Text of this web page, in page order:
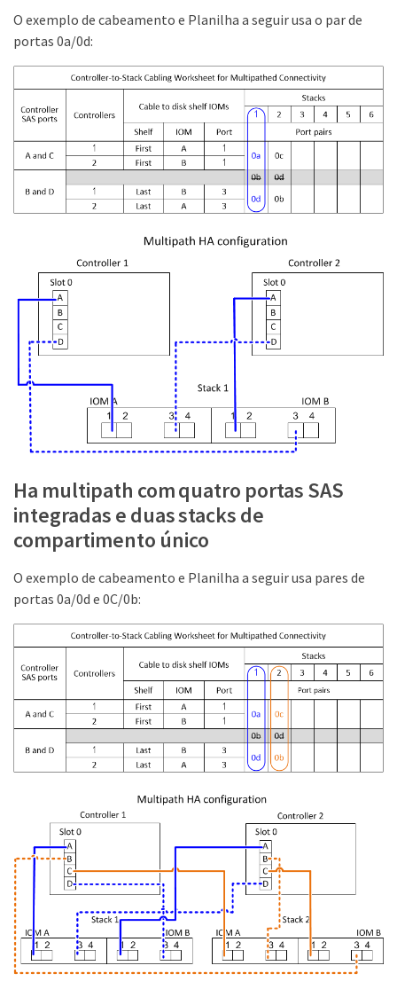
O exemplo de cabeamento e Planilha a seguir usa o par de
portas 0a/0d:
Ha multipath com quatro portas SAS
integradas e duas stacks de
compartimento único
O exemplo de cabeamento e Planilha a seguir usa pares de
portas 0a/0d e 0C/0b: